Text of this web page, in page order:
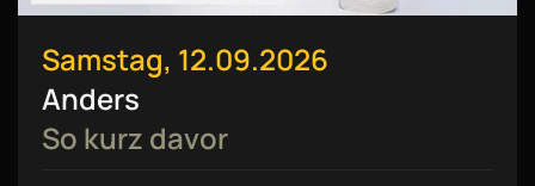
Samstag, 12.09.2026
Anders
So kurz davor